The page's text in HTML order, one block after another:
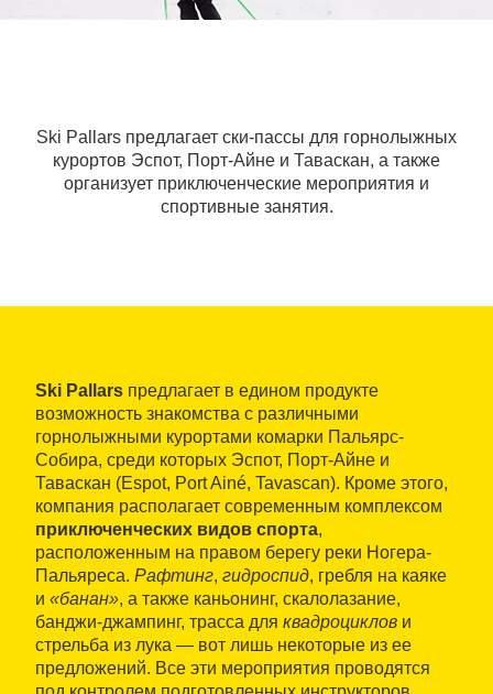
Ski Pallars предлагает ски-пассы для горнолыжных
курортов Эспот, Порт-Айне и Таваскан, а также
организует приключенческие мероприятия и
спортивные занятия.
Ski Pallars предлагает в едином продукте
возможность знакомства с различными
горнолыжными курортами комарки Пальярс-
Собира, среди которых Эспот, Порт-Айне и
Таваскан (Espot, Port Ainé, Tavascan). Кроме этого,
компания располагает современным комплексом
приключенческих видов спорта,
расположенным на правом берегу реки Ногера-
Пальяреса. Рафтинг, гидроспид, гребля на каяке
и «банан», а также каньонинг, скалолазание,
банджи-джампинг, трасса для квадроциклов и
стрельба из лука — вот лишь некоторые из ее
предложений. Все эти мероприятия проводятся